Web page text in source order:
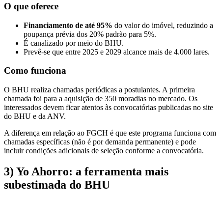
O que oferece
Financiamento de até 95% do valor do imóvel, reduzindo a
poupança prévia dos 20% padrão para 5%.
É canalizado por meio do BHU.
Prevê-se que entre 2025 e 2029 alcance mais de 4.000 lares.
Como funciona
O BHU realiza chamadas periódicas a postulantes. A primeira
chamada foi para a aquisição de 350 moradias no mercado. Os
interessados devem ficar atentos às convocatórias publicadas no site
do BHU e da ANV.
A diferença em relação ao FGCH é que este programa funciona com
chamadas específicas (não é por demanda permanente) e pode
incluir condições adicionais de seleção conforme a convocatória.
3) Yo Ahorro: a ferramenta mais
subestimada do BHU